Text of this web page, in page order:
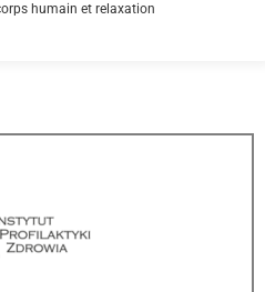
humain et relaxation